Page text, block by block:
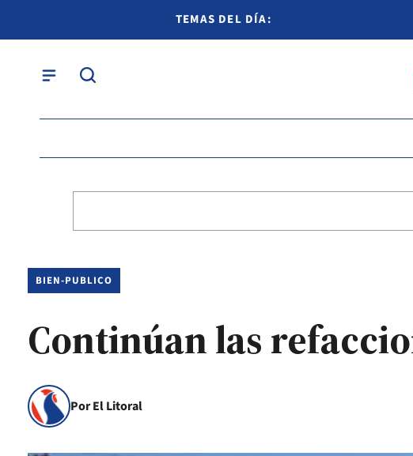
TEMAS DEL DÍA:
BIEN-PUBLICO
Continúan las
Por El Litoral